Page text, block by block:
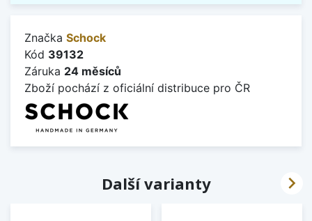
Značka Schock
Kód 39132
Záruka 24 měsíců
Zboží pochází z oficiální distribuce pro ČR
Další varianty 